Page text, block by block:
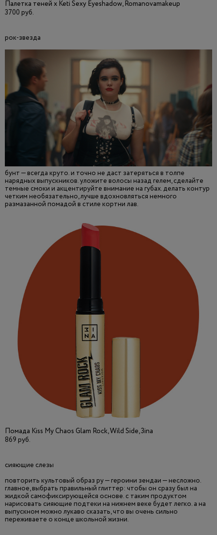
Палетка теней x Keti Sexy Eyeshadow, Romanovamakeup
3700 руб.
рок-звезда
бунт — всегда круто. и точно не даст затеряться в толпе
нарядных выпускников. уложите волосы назад гелем, сделайте
темные смоки и акцентируйте внимание на губах. делать контур
четким необязательно, лучше вдохновляться немного
размазанной помадой в стиле кортни лав.
Помада Kiss My Chaos Glam Rock, Wild Side, 3ina
869 руб.
сияющие слезы
повторить культовый образ ру — героини зендаи — несложно.
главное, выбрать правильный глиттер: чтобы он сразу был на
жидкой самофиксирующейся основе. с таким продуктом
нарисовать сияющие подтеки на нижнем веке будет легко. а на
выпускном можно лукаво сказать, что вы очень сильно
переживаете о конце школьной жизни.